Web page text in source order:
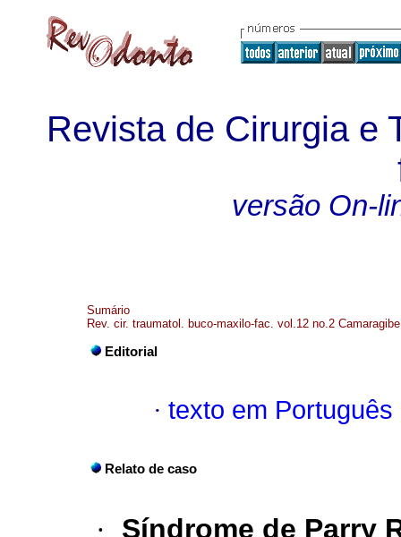
Revista de Cirurgia e
versão On-
Sumário
Rev. cir. traumatol. buco-maxilo-fac. vol.12 no.2
Editorial
· texto em Português
Relato de caso
· Síndrome de Parry